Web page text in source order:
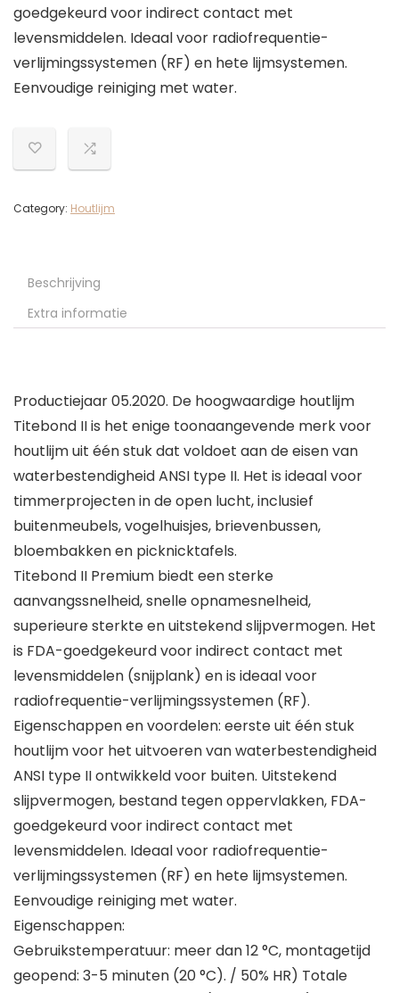
goedgekeurd voor indirect contact met
levensmiddelen. Ideaal voor radiofrequentie-
verlijmingssystemen (RF) en hete lijmsystemen.
Eenvoudige reiniging met water.
Category: Houtlijm
Beschrijving
Extra informatie
Productiejaar 05.2020. De hoogwaardige houtlijm
Titebond II is het enige toonaangevende merk voor
houtlijm uit één stuk dat voldoet aan de eisen van
waterbestendigheid ANSI type II. Het is ideaal voor
timmerprojecten in de open lucht, inclusief
buitenmeubels, vogelhuisjes, brievenbussen,
bloembakken en picknicktafels.
Titebond II Premium biedt een sterke
aanvangssnelheid, snelle opnamesnelheid,
superieure sterkte en uitstekend slijpvermogen. Het
is FDA-goedgekeurd voor indirect contact met
levensmiddelen (snijplank) en is ideaal voor
radiofrequentie-verlijmingssystemen (RF).
Eigenschappen en voordelen: eerste uit één stuk
houtlijm voor het uitvoeren van waterbestendigheid
ANSI type II ontwikkeld voor buiten. Uitstekend
slijpvermogen, bestand tegen oppervlakken, FDA-
goedgekeurd voor indirect contact met
levensmiddelen. Ideaal voor radiofrequentie-
verlijmingssystemen (RF) en hete lijmsystemen.
Eenvoudige reiniging met water.
Eigenschappen:
Gebruikstemperatuur: meer dan 12 °C, montagetijd
geopend: 3-5 minuten (20 °C). / 50% HR) Totale